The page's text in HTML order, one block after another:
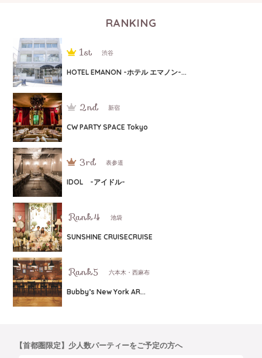
RANKING
渋谷
HOTEL EMANON -ホテル エマノン-...
新宿
CW PARTY SPACE Tokyo
表参道
IDOL -アイドル-
池袋
SUNSHINE CRUISECRUISE
六本木・西麻布
Bubby’s New York AR...
【首都圏限定】少人数パーティーをご予定の方へ